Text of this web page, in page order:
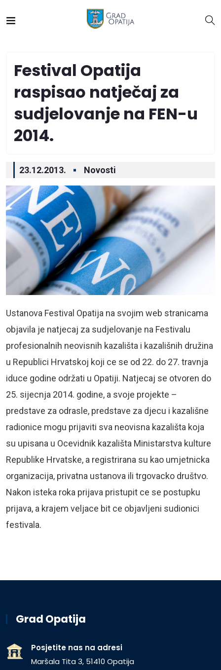
Festival Opatija
raspisao natječaj za
sudjelovanje na FEN-u
2014.
23.12.2013. Novosti
Ustanova Festival Opatija na svojim web stranicama
objavila je natjecaj za sudjelovanje na Festivalu
profesionalnih neovisnih kazališta i kazališnih družina
u Republici Hrvatskoj koji ce se od 22. do 27. travnja
iduce godine održati u Opatiji. Natjecaj se otvoren do
25. sijecnja 2014. godine, a svoje projekte –
predstave za odrasle, predstave za djecu i kazališne
radionice mogu prijaviti sva neovisna kazališta koja
su upisana u Ocevidnik kazališta Ministarstva kulture
Republike Hrvatske, a registrirana su kao umjetnicka
organizacija, privatna ustanova ili trgovacko društvo.
Nakon isteka roka prijava pristupit ce se postupku
prijava, a krajem veljace bit ce objavljeni sudionici
festivala.
Grad Opatija
Posjetite nas na adresi
Maršala Tita 3, 51410 Opatija